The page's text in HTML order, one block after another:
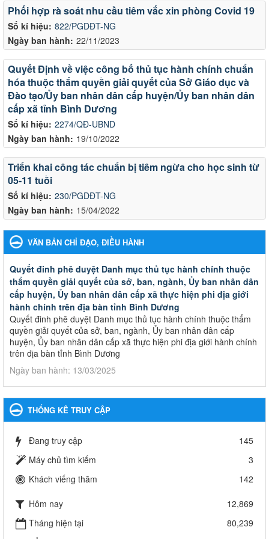
Số kí hiệu: 822/PGDĐT-NG
Ngày ban hành: 22/11/2023
Phối hợp rà soát nhu cầu tiêm vắc xin phòng Covid 19
Số kí hiệu: 2274/QĐ-UBND
Ngày ban hành: 19/10/2022
Quyết Định về việc công bố thủ tục hành chính chuẩn
hóa thuộc thẩm quyền giải quyết của Sở Giáo dục và
Đào tạo/Ủy ban nhân dân cấp huyện/Ủy ban nhân dân
cấp xã tỉnh Bình Dương
Số kí hiệu: 230/PGDĐT-NG
Ngày ban hành: 15/04/2022
Triển khai công tác chuẩn bị tiêm ngừa cho học sinh từ
05-11 tuồi
VĂN BẢN CHỈ ĐẠO, ĐIỀU HÀNH
Quyết đinh phê duyệt Danh mục thủ tục hành chính thuộc
thẩm quyền giải quyết của sở, ban, ngành, Ủy ban nhân dân
cấp huyện, Ủy ban nhân dân cấp xã thực hiện phi địa giới
hành chính trên địa bàn tỉnh Bình Dương
Quyết đinh phê duyệt Danh mục thủ tục hành chính thuộc thẩm
quyền giải quyết của sở, ban, ngành, Ủy ban nhân dân cấp
huyện, Ủy ban nhân dân cấp xã thực hiện phi địa giới hành chính
trên địa bàn tỉnh Bình Dương
Ngày ban hành: 13/03/2025
Giáo dục và Đào tạo thành phố Bến Cát
Kế hoạch Phổ biến, giáo dục pháp luật năm 2025 của ngành
Ngày ban hành: 28/02/2025
vực giáo dục đào tạo thuộc hệ giáo dục quốc dân và cơ sở
và Đào tạo, Ủy ban nhân dân cấp huyện
Quyết định công bố thủ tục hành chính bị bãi bỏ trong lĩnh vực
giáo dục đào tạo thuộc hệ giáo dục quốc dân và cơ sở giáo dục
THỐNG KÊ TRUY CẬP
Đang truy cập
145
Máy chủ tìm kiếm
3
Khách viếng thăm
142
Hôm nay
12,869
Tháng hiện tại
80,239